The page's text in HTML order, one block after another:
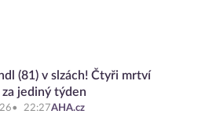
(81) v slzách! Čtyři mrtví
za jediný týden
22:27AHA.cz